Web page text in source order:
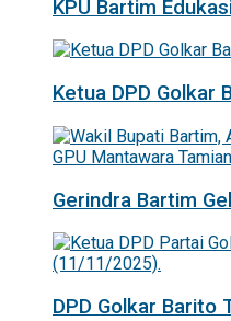
KPU Bartim
Ketua DPD Golkar
Gerindra Bartim
DPD Golkar Barito